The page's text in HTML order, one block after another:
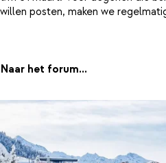
willen posten, maken we
Naar het forum...